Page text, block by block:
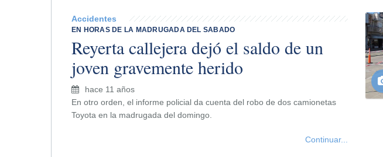
Accidentes
EN HORAS DE LA MADRUGADA DEL SABADO
Reyerta callejera dejó el saldo de un
joven gravemente herido
hace 11 años
En otro orden, el informe policial da cuenta del robo de dos camionetas
Toyota en la madrugada del domingo.
Continuar...